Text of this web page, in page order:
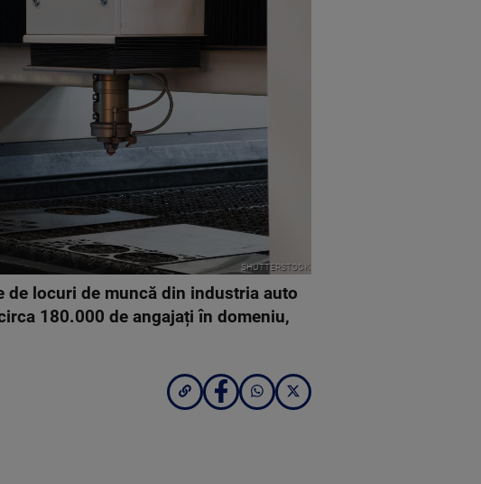
SHUTTERSTOCK
de locuri de muncă din industria auto
180.000 de angajați în domeniu,